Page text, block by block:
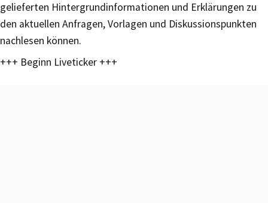
gelieferten Hintergrundinformationen und Erklärungen zu
den aktuellen Anfragen, Vorlagen und Diskussionspunkten
nachlesen können.
+++ Beginn Liveticker +++